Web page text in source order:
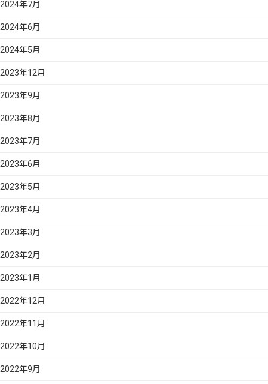
2024年7月
2024年6月
2024年5月
2023年12月
2023年9月
2023年8月
2023年7月
2023年6月
2023年5月
2023年4月
2023年3月
2023年2月
2023年1月
2022年12月
2022年11月
2022年10月
2022年9月